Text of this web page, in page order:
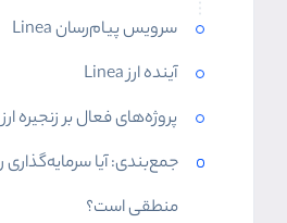
سرویس پیام‌رسان Linea
آینده ارز Linea
پروژه‌های فعال بر زنجیره
منطقی است؟